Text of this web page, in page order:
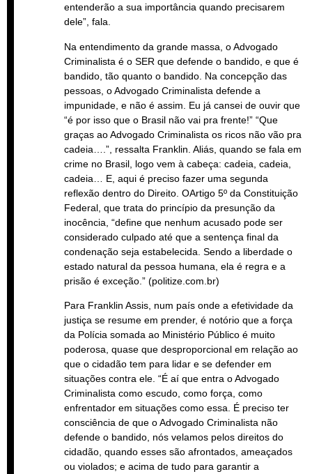
entenderão a sua importância quando precisarem
dele”, fala.
Na entendimento da grande massa, o Advogado
Criminalista é o SER que defende o bandido, e que é
bandido, tão quanto o bandido. Na concepção das
pessoas, o Advogado Criminalista defende a
impunidade, e não é assim. Eu já cansei de ouvir que
“é por isso que o Brasil não vai pra frente!” “Que
graças ao Advogado Criminalista os ricos não vão pra
cadeia….”, ressalta Franklin. Aliás, quando se fala em
crime no Brasil, logo vem à cabeça: cadeia, cadeia,
cadeia… E, aqui é preciso fazer uma segunda
reflexão dentro do Direito. OArtigo 5º da Constituição
Federal, que trata do princípio da presunção da
inocência, “define que nenhum acusado pode ser
considerado culpado até que a sentença final da
condenação seja estabelecida. Sendo a liberdade o
estado natural da pessoa humana, ela é regra e a
prisão é exceção.” (politize.com.br)
Para Franklin Assis, num país onde a efetividade da
justiça se resume em prender, é notório que a força
da Polícia somada ao Ministério Público é muito
poderosa, quase que desproporcional em relação ao
que o cidadão tem para lidar e se defender em
situações contra ele. “É aí que entra o Advogado
Criminalista como escudo, como força, como
enfrentador em situações como essa. É preciso ter
consciência de que o Advogado Criminalista não
defende o bandido, nós velamos pelos direitos do
cidadão, quando esses são afrontados, ameaçados
ou violados; e acima de tudo para garantir a